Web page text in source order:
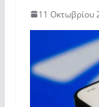
11 Οκτωβρίου